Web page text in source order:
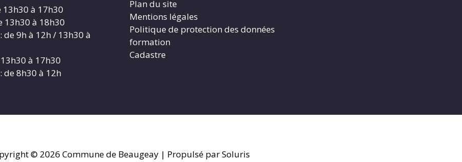
13h30 à 17h30
13h30 à 18h30
de 9h à 12h / 13h30 à
à 17h30
de 8h30 à 12h
Plan du site
Mentions légales
Politique de protection des données
formation
Cadastre
© 2026 Commune de Beaugeay | Propulsé par Soluris